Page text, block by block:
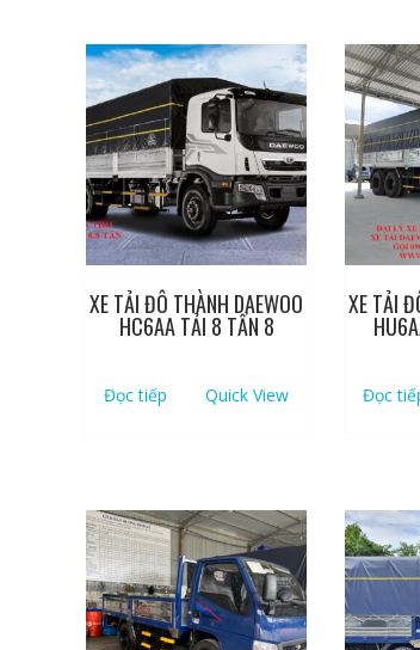
XE TẢI ĐÔ THÀNH DAEWOO
HC6AA TẢI 8 TẤN 8
Đọc tiếp Quick View
XE TẢI
Đọc